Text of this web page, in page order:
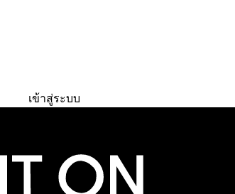
เข้าสู่ระบบ